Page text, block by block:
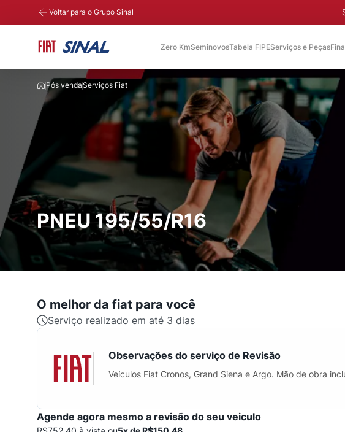
Voltar para o Grupo Sinal
Zero KmSeminovosTabela FIPEServiços e Peças
Pós vendaServiços Fiat
PNEU 195/55/R16
O melhor da fiat para você
Serviço realizado em até 3 dias
Observações do serviço de Revisão
Veículos Fiat Cronos, Grand Siena e Argo. Mão de obra
Agende agora mesmo a revisão do seu veiculo